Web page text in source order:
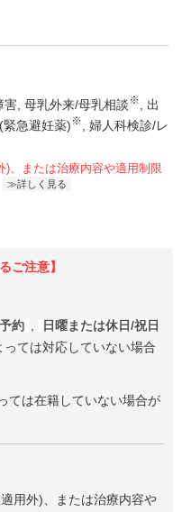
害 母乳外来/母乳相談※
出
急避妊薬)※
婦人科検診/レ
)、または治療内容や適用制限
詳しく見る
ご注意】
約 ,
日曜または休日/祝日
ては対応していない場合
ては在籍していない場合が
用外)、または治療内容や